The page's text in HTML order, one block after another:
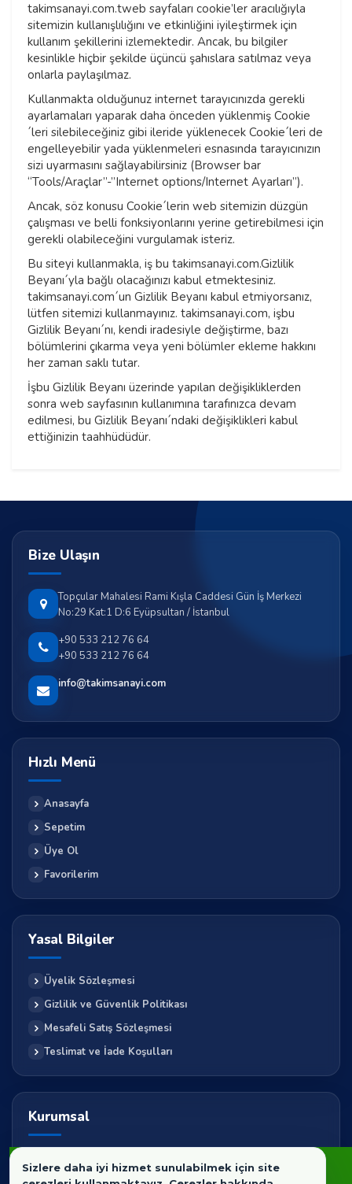
takimsanayi.com.tweb sayfaları cookie’ler aracılığıyla
sitemizin kullanışlılığını ve etkinliğini iyileştirmek için
kullanım şekillerini izlemektedir. Ancak, bu bilgiler
kesinlikle hiçbir şekilde üçüncü şahıslara satılmaz veya
onlarla paylaşılmaz.
Kullanmakta olduğunuz internet tarayıcınızda gerekli
ayarlamaları yaparak daha önceden yüklenmiş Cookie
´leri silebileceğiniz gibi ileride yüklenecek Cookie´leri de
engelleyebilir yada yüklenmeleri esnasında tarayıcınızın
sizi uyarmasını sağlayabilirsiniz (Browser bar
“Tools/Araçlar”-”Internet options/Internet Ayarları”).
Ancak, söz konusu Cookie´lerin web sitemizin düzgün
çalışması ve belli fonksiyonlarını yerine getirebilmesi için
gerekli olabileceğini vurgulamak isteriz.
Bu siteyi kullanmakla, iş bu takimsanayi.com.Gizlilik
Beyanı´yla bağlı olacağınızı kabul etmektesiniz.
takimsanayi.com´un Gizlilik Beyanı kabul etmiyorsanız,
lütfen sitemizi kullanmayınız. takimsanayi.com, işbu
Gizlilik Beyanı´nı, kendi iradesiyle değiştirme, bazı
bölümlerini çıkarma veya yeni bölümler ekleme hakkını
her zaman saklı tutar.
İşbu Gizlilik Beyanı üzerinde yapılan değişikliklerden
sonra web sayfasının kullanımına tarafınızca devam
edilmesi, bu Gizlilik Beyanı´ndaki değişiklikleri kabul
ettiğinizin taahhüdüdür.
Bize Ulaşın
Topçular Mahalesi Rami Kışla Caddesi Gün İş Merkezi
No:29 Kat:1 D:6 Eyüpsultan / İstanbul
+90 533 212 76 64
+90 533 212 76 64
info@takimsanayi.com
Hızlı Menü
Anasayfa
Sepetim
Üye Ol
Favorilerim
Yasal Bilgiler
Üyelik Sözleşmesi
Gizlilik ve Güvenlik Politikası
Mesafeli Satış Sözleşmesi
Teslimat ve İade Koşulları
Kurumsal
Sizlere daha iyi hizmet sunulabilmek için site